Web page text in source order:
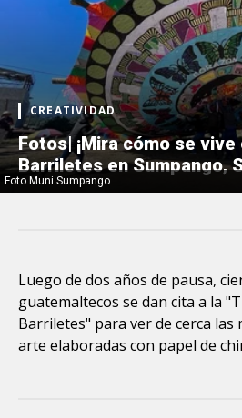
Foto Muni Sumpango
CREATIVIDAD
Fotos| ¡Mira cómo se
Barriletes en Sumpango,
Luego de dos años de pausa,
guatemaltecos se dan cita a la
Barriletes" para ver de cerca las
arte elaboradas con papel de